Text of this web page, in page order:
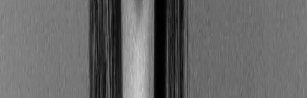
Caractérise les produits ayant un objectif
d’investissement durable en vue d’avoir un impact
positif sur l’environnement et la société.